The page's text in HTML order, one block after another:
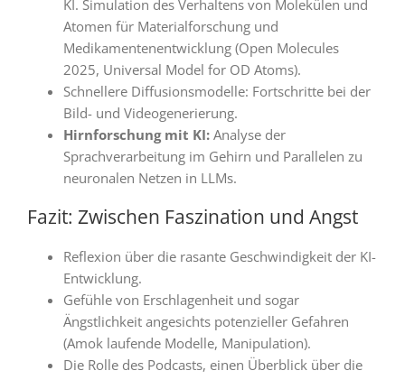
KI. Simulation des Verhaltens von Molekülen und
Atomen für Materialforschung und
Medikamentenentwicklung (Open Molecules
2025, Universal Model for OD Atoms).
Schnellere Diffusionsmodelle: Fortschritte bei der
Bild- und Videogenerierung.
Hirnforschung mit KI:Analyse der
Sprachverarbeitung im Gehirn und Parallelen zu
neuronalen Netzen in LLMs.
Fazit: Zwischen Faszination und Angst
Reflexion über die rasante Geschwindigkeit der KI-
Entwicklung.
Gefühle von Erschlagenheit und sogar
Ängstlichkeit angesichts potenzieller Gefahren
(Amok laufende Modelle, Manipulation).
Die Rolle des Podcasts, einen Überblick über die